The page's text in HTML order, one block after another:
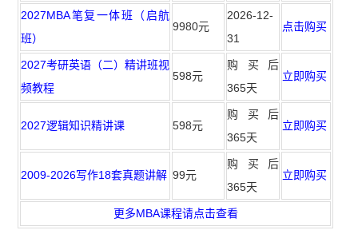
2027MBA笔复一体班（启航
班）
9980元
2026-12-
31
点击购买
2027考研英语（二）精讲班视
频教程
598元
购买后
365天
立即购买
2027逻辑知识精讲课 598元
购买后
365天
立即购买
2009-2026写作18套真题讲解 99元
购买后
365天
立即购买
更多MBA课程请点击查看